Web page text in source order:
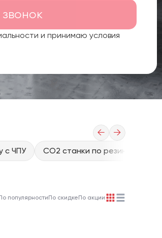
и принимаю условия
← →
с ЧПУ CO2 станки по резине с ЧПУ
популярностиПо скидкеПо акции